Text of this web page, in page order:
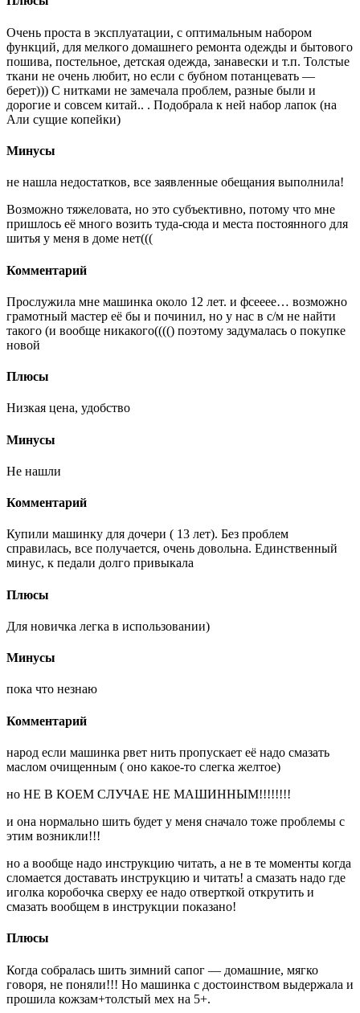
Очень проста в эксплуатации, с оптимальным набором
функций, для мелкого домашнего ремонта одежды и бытового
пошива, постельное, детская одежда, занавески и т.п. Толстые
ткани не очень любит, но если с бубном потанцевать —
берет))) С нитками не замечала проблем, разные были и
дорогие и совсем китай.. . Подобрала к ней набор лапок (на
Али сущие копейки)
Минусы
не нашла недостатков, все заявленные обещания выполнила!
Возможно тяжеловата, но это субъективно, потому что мне
пришлось её много возить туда-сюда и места постоянного для
шитья у меня в доме нет(((
Комментарий
Прослужила мне машинка около 12 лет. и фсееее… возможно
грамотный мастер её бы и починил, но у нас в с/м не найти
такого (и вообще никакого(((() поэтому задумалась о покупке
новой
Плюсы
Низкая цена, удобство
Минусы
Не нашли
Комментарий
Купили машинку для дочери ( 13 лет). Без проблем
справилась, все получается, очень довольна. Единственный
минус, к педали долго привыкала
Плюсы
Для новичка легка в использовании)
Минусы
пока что незнаю
Комментарий
народ если машинка рвет нить пропускает её надо смазать
маслом очищенным ( оно какое-то слегка желтое)
но НЕ В КОЕМ СЛУЧАЕ НЕ МАШИННЫМ!!!!!!!!
и она нормально шить будет у меня сначало тоже проблемы с
этим возникли!!!
но а вообще надо инструкцию читать, а не в те моменты когда
сломается доставать инструкцию и читать! а смазать надо где
иголка коробочка сверху ее надо отверткой открутить и
смазать вообщем в инструкции показано!
Плюсы
Когда собралась шить зимний сапог — домашние, мягко
говоря, не поняли!!! Но машинка с достоинством выдержала и
прошила кожзам+толстый мех на 5+.